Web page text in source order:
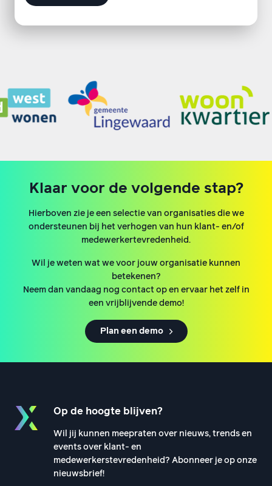
Klaar voor de volgende stap?
Hierboven zie je een selectie van organisaties die we
ondersteunen bij het verhogen van hun klant- en/of
medewerkertevredenheid.
Wil je weten wat we voor jouw organisatie kunnen
betekenen?
Neem dan vandaag nog contact op en ervaar het zelf in
een vrijblijvende demo!
Plan een demo
Op de hoogte blijven?
Wil jij kunnen meepraten over nieuws, trends en
events over klant- en
medewerkerstevredenheid? Abonneer je op onze
nieuwsbrief!